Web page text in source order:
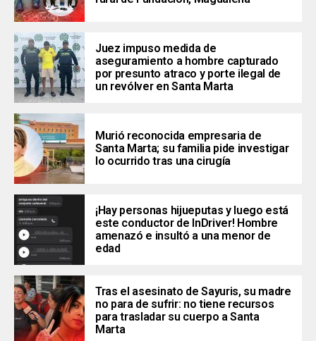
Juez impuso medida de
aseguramiento a hombre capturado
por presunto atraco y porte ilegal de
un revólver en Santa Marta
Murió reconocida empresaria de
Santa Marta; su familia pide investigar
lo ocurrido tras una cirugía
¡Hay personas hijueputas y luego está
este conductor de InDriver! Hombre
amenazó e insultó a una menor de
edad
Tras el asesinato de Sayuris, su madre
no para de sufrir: no tiene recursos
para trasladar su cuerpo a Santa
Marta